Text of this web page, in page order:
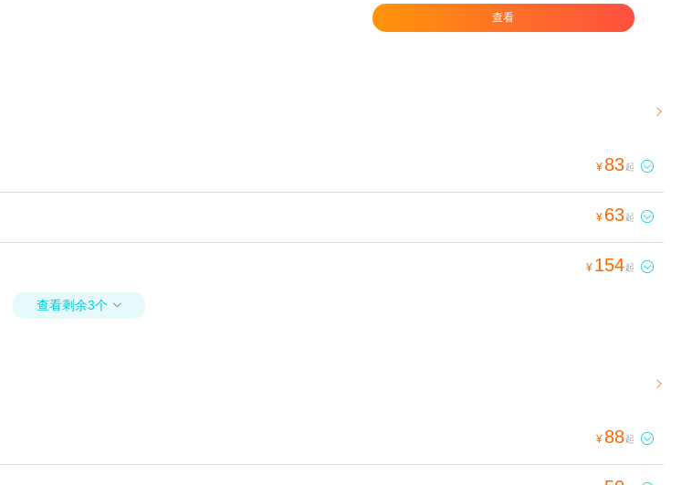
查看

¥ 83起 
¥ 63起 
¥ 154起 
查看剩余3个 

¥ 88起 